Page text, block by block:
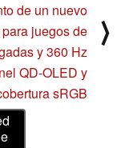
de un nuevo
juegos de
y 360 Hz
QD-OLED y
sRGB
⟩